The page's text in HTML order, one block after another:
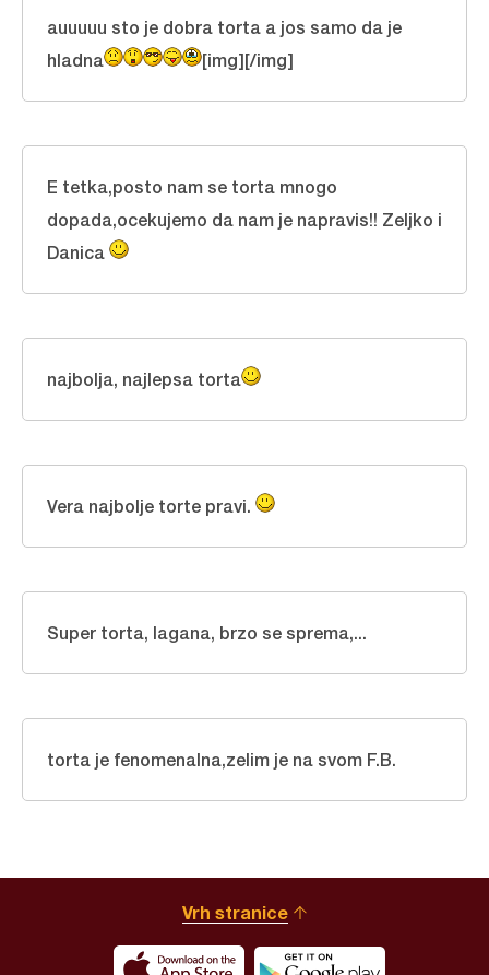
auuuuu sto je dobra torta a jos samo da je
hladna
[img][/img]
E tetka,posto nam se torta mnogo
dopada,ocekujemo da nam je napravis!! Zeljko i
Danica
najbolja, najlepsa torta
Vera najbolje torte pravi.
Super torta, lagana, brzo se sprema,...
torta je fenomenalna,zelim je na svom F.B.
Vrh stranice